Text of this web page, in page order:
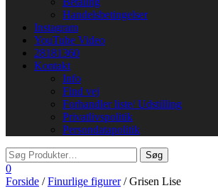
Handelsbetingelser
Instagram
YouTube Video
28181360
Kontakt
Info
Find vej
Forhandler liste/ Udstilling
Privatlivspolitik
Persondatapolitik
0
Forside /Finurlige figurer/ Grisen Lise